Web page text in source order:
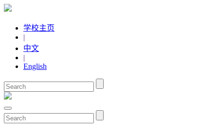
学校主页
|
中文
|
English